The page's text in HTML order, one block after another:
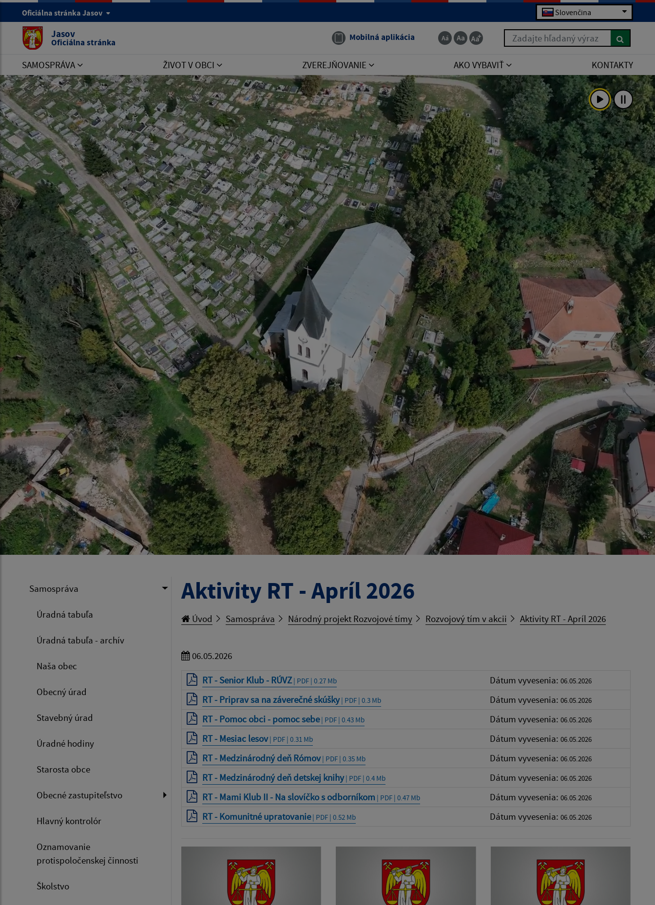
Oficiálna stránka Jasov Slovenčina
Jasov
Oficiálna stránka Mobilná aplikácia Zadajte hľadaný výraz
SAMOSPRÁVA ŽIVOT V OBCI ZVEREJŇOVANIE AKO VYBAVIŤ KONTAKTY
Samospráva
Úradná tabuľa
Úradná tabuľa - archív
Naša obec
Obecný úrad
Stavebný úrad
Úradné hodiny
Starosta obce
Obecné zastupiteľstvo
Hlavný kontrolór
Oznamovanie
protispoločenskej činnosti
Školstvo
Aktivity RT - Apríl 2026
Úvod Samospráva Národný projekt Rozvojové tímy Rozvojový tím v akcii Aktivity RT - Apríl 2026
06.05.2026
RT - Senior Klub - RÚVZ| PDF | 0.27 Mb Dátum vyvesenia: 06.05.2026
RT - Priprav sa na záverečné skúšky| PDF | 0.3 Mb Dátum vyvesenia: 06.05.2026
RT - Pomoc obci - pomoc sebe| PDF | 0.43 Mb Dátum vyvesenia: 06.05.2026
RT - Mesiac lesov| PDF | 0.31 Mb Dátum vyvesenia: 06.05.2026
RT - Medzinárodný deň Rómov| PDF | 0.35 Mb Dátum vyvesenia: 06.05.2026
RT - Medzinárodný deň detskej knihy| PDF | 0.4 Mb Dátum vyvesenia: 06.05.2026
RT - Mami Klub II - Na slovíčko s odborníkom | PDF | 0.47 Mb Dátum vyvesenia: 06.05.2026
RT - Komunitné upratovanie| PDF | 0.52 Mb Dátum vyvesenia: 06.05.2026